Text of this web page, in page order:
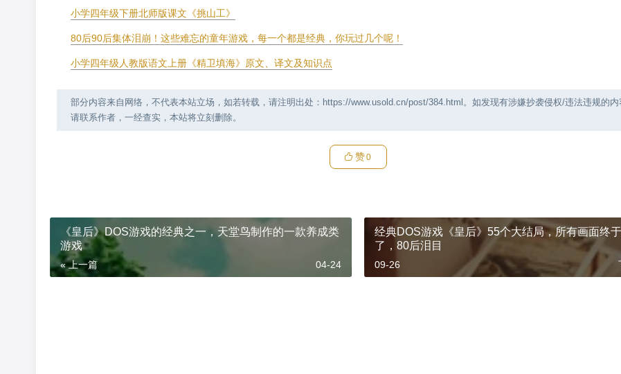
小学四年级下册北师版课文《挑山工》
80后90后集体泪崩！这些难忘的童年游戏，每一个都是经典，你玩过几个呢！
小学四年级人教版语文上册《精卫填海》原文、译文及知识点
部分内容来自网络，不代表本站立场，如若转载，请注明出处：https://www.usold.cn/post/384.html。如发现有涉嫌抄袭侵权/违法违规的内
请联系作者，一经查实，本站将立刻删除。
赞0
《皇后》DOS游戏的经典之一，天堂鸟制作的一款养成类
游戏
« 上一篇 04-24
经典DOS游戏《皇后》55个大结局，所有画面终
了，80后泪目
09-26